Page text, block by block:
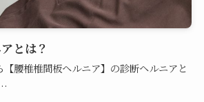
とは？
【腰椎椎間板ヘルニア】の診断ヘルニアと